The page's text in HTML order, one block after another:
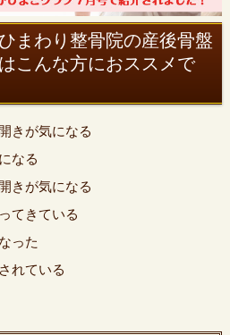
まわり整骨院の産後骨盤
こんな方におススメで
きが気になる
なる
きが気になる
てきている
った
れている